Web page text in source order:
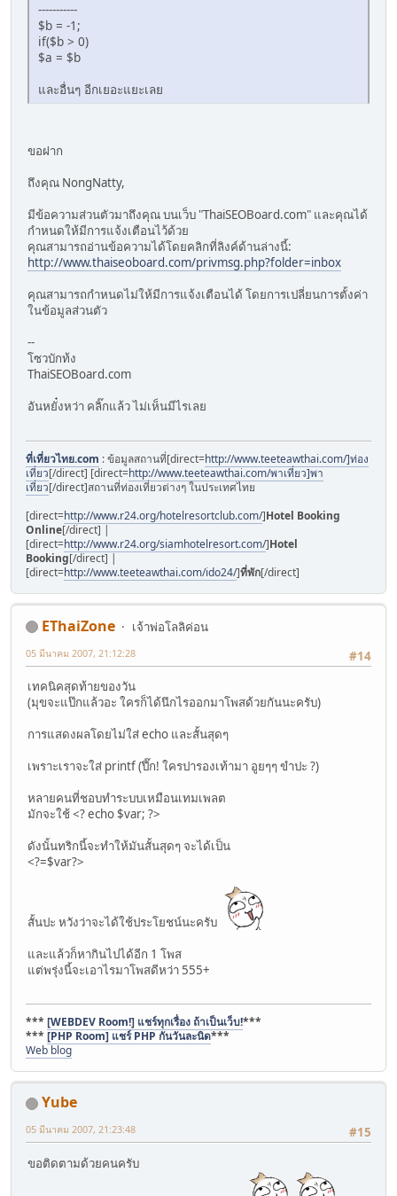
-----------
$b = -1;
if($b > 0)
$a = $b
และอื่นๆ อีกเยอะแยะเลย
ขอฝาก
ถึงคุณ NongNatty,
มีข้อความส่วนตัวมาถึงคุณ บนเว็บ "ThaiSEOBoard.com" และคุณได้
กำหนดให้มีการแจ้งเตือนไว้ด้วย
คุณสามารถอ่านข้อความได้โดยคลิกที่ลิงค์ด้านล่างนี้:
http://www.thaiseoboard.com/privmsg.php?folder=inbox
คุณสามารถกำหนดไม่ให้มีการแจ้งเตือนได้ โดยการเปลี่ยนการตั้งค่า
ในข้อมูลส่วนตัว
--
โซวบักท้ง
ThaiSEOBoard.com
อันหยั๋งหว่า คลิ๊กแล้ว ไม่เห็นมีไรเลย
ที่เที่ยวไทย.com : ข้อมูลสถานที่[direct=http://www.teeteawthai.com/]ท่อง
เที่ยว[/direct] [direct=http://www.teeteawthai.com/พาเที่ยว]พา
เที่ยว[/direct]สถานที่ท่องเที่ยวต่างๆ ในประเทศไทย
[direct=http://www.r24.org/hotelresortclub.com/]Hotel Booking
Online[/direct] |
[direct=http://www.r24.org/siamhotelresort.com/]Hotel
Booking[/direct] |
[direct=http://www.teeteawthai.com/ido24/]ที่พัก[/direct]
EThaiZone
เจ้าพ่อโลลิค่อน
#14
05 มีนาคม 2007, 21:12:28
เทคนิคสุดท้ายของวัน
(มุขจะแป๊กแล้วอะ ใครก็ได้นึกไรออกมาโพสด้วยกันนะครับ)
การแสดงผลโดยไม่ใส่ echo และสั้นสุดๆ
เพราะเราจะใส่ printf (ปึ๊ก! ใครปารองเท้ามา อูยๆๆ ขำปะ ?)
หลายคนที่ชอบทำระบบเหมือนเทมเพลต
มักจะใช้ <? echo $var; ?>
ดังนั้นทริกนี้จะทำให้มันสั้นสุดๆ จะได้เป็น
<?=$var?>
สั้นปะ หวังว่าจะได้ใช้ประโยชน์นะครับ
และแล้วก็หากินไปได้อีก 1 โพส
แต่พรุ่งนี้จะเอาไรมาโพสดีหว่า 555+
*** [WEBDEV Room!] แชร์ทุกเรื่อง ถ้าเป็นเว็บ!***
*** [PHP Room] แชร์ PHP กันวันละนิด***
Web blog
Yube
#15
05 มีนาคม 2007, 21:23:48
ขอติดตามด้วยคนครับ